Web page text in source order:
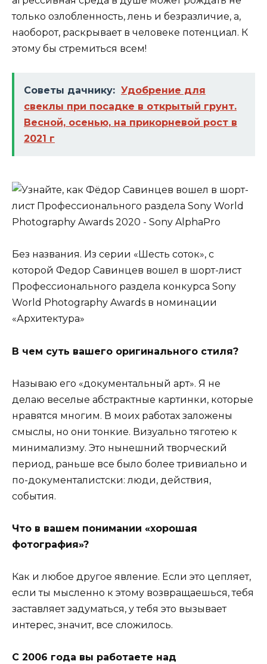
только озлобленность, лень и безразличие, а,
наоборот, раскрывает в человеке потенциал. К
этому бы стремиться всем!
Советы дачнику: Удобрение для
свеклы при посадке в открытый грунт.
Весной, осенью, на прикорневой рост в
2021 г
Без названия. Из серии «Шесть соток», с
которой Федор Савинцев вошел в шорт-лист
Профессионального раздела конкурса Sony
World Photography Awards в номинации
«Архитектура»
В чем суть вашего оригинального стиля?
Называю его «документальный арт». Я не
делаю веселые абстрактные картинки, которые
нравятся многим. В моих работах заложены
смыслы, но они тонкие. Визуально тяготею к
минимализму. Это нынешний творческий
период, раньше все было более тривиально и
по-документалистски: люди, действия,
события.
Что в вашем понимании «хорошая
фотография»?
Как и любое другое явление. Если это цепляет,
если ты мысленно к этому возвращаешься, тебя
заставляет задуматься, у тебя это вызывает
интерес, значит, все сложилось.
С 2006 года вы работаете над